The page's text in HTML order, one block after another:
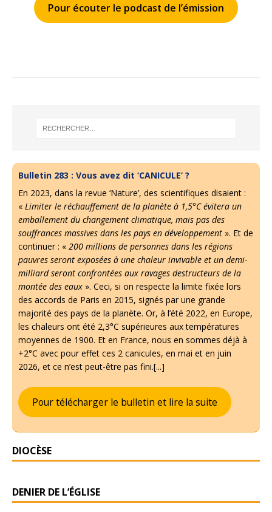
Pour écouter le podcast de l’émission
Bulletin 283 : Vous avez dit ‘CANICULE’ ?
En 2023, dans la revue ‘Nature’, des scientifiques disaient :
« Limiter le réchauffement de la planète à 1,5°C évitera un
emballement du changement climatique, mais pas des
souffrances massives dans les pays en développement ». Et de
continuer : « 200 millions de personnes dans les régions
pauvres seront exposées à une chaleur invivable et un demi-
milliard seront confrontées aux ravages destructeurs de la
montée des eaux ». Ceci, si on respecte la limite fixée lors
des accords de Paris en 2015, signés par une grande
majorité des pays de la planète. Or, à l’été 2022, en Europe,
les chaleurs ont été 2,3°C supérieures aux températures
moyennes de 1900. Et en France, nous en sommes déjà à
+2°C avec pour effet ces 2 canicules, en mai et en juin
2026, et ce n’est peut-être pas fini.[...]
Pour télécharger le bulletin et lire la suite
DIOCÈSE
DENIER DE L’ÉGLISE